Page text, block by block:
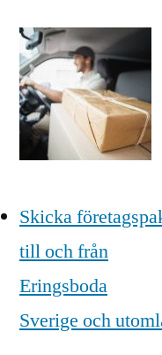
Skicka
till och från
Eringsboda
Sverige och